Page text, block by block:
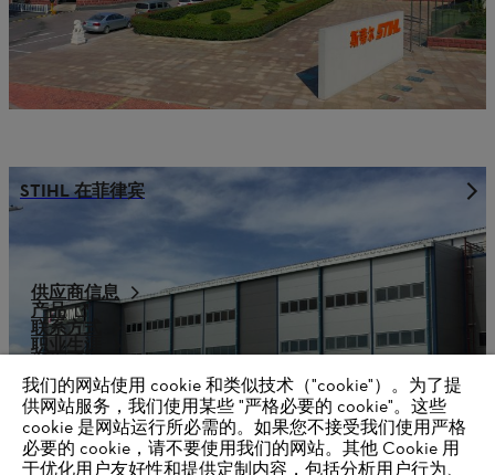
STIHL 在菲律宾
供应商信息
产品
联系方式
职业生涯
我们的网站使用 cookie 和类似技术（"cookie"）。为了提
供网站服务，我们使用某些 "严格必要的 cookie"。这些
cookie 是网站运行所必需的。如果您不接受我们使用严格
必要的 cookie，请不要使用我们的网站。其他 Cookie 用